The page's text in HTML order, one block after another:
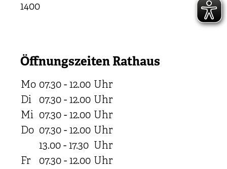
1400
Öffnungszeiten Rathaus
Mo 07.30 - 12.00 Uhr
Di
07.30 - 12.00 Uhr
Mi 07.30 - 12.00 Uhr
Do 07.30 - 12.00 Uhr
13.00 - 17.30 Uhr
Fr
07.30 - 12.00 Uhr